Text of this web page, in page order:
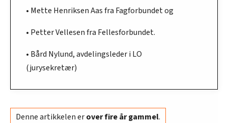
• Mette Henriksen Aas fra Fagforbundet og
• Petter Vellesen fra Fellesforbundet.
• Bård Nylund, avdelingsleder i LO
(jurysekretær)
Denne artikkelen erover fire år gammel.